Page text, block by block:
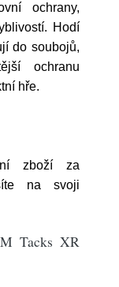
ochrany,
Hodí
do soubojů,
ochranu
hře.
zboží za
na svoji
Tacks XR